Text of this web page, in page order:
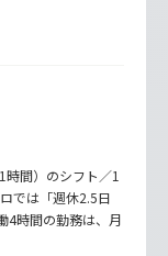
間）のシフト／1
では「週休2.5日
4時間の勤務は、月